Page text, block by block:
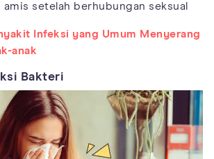
amis setelah berhubungan seksual
Infeksi yang Umum Menyerang
anak
Bakteri